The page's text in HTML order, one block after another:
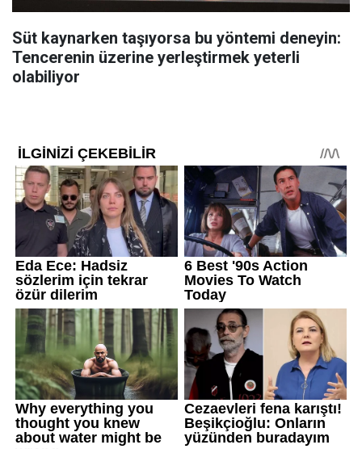
Süt kaynarken taşıyorsa bu yöntemi deneyin:
Tencerenin üzerine yerleştirmek yeterli
olabiliyor